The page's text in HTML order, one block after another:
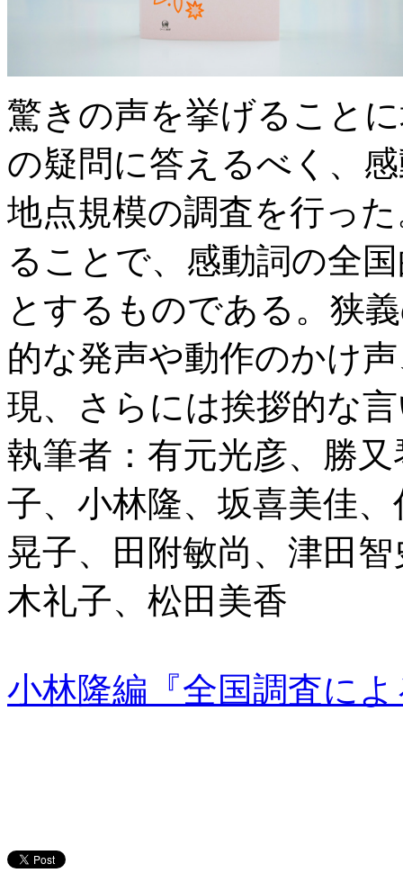
驚きの声を挙げること
の疑問に答えるべく、
地点規模の調査を行っ
ることで、感動詞の全
とするものである。狭
的な発声や動作のかけ
現、さらには挨拶的な
執筆者：有元光彦、勝
子、小林隆、坂喜美佳
晃子、田附敏尚、津田
木礼子、松田美香
小林隆編『全国調査に